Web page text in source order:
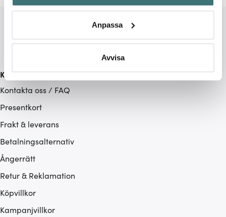
Identifiera din enhet genom att aktivt skanna den för
Ta reda på mer om hur dina personliga uppgifter
Du kan ändra eller dra tillbaka ditt samtycke när som
Vi använder cookies för att innehållet och annonserna
ska anpassas efter det som vi tror att du tycker om. Det
hemsidan ännu bättre. Du bestämmer själv vilka cookies
som du vill dela med dig av.
Anpassa
Avvisa
Kundservice
Kontakta oss / FAQ
Presentkort
Frakt & leverans
Betalningsalternativ
Ångerrätt
Retur & Reklamation
Köpvillkor
Kampanjvillkor